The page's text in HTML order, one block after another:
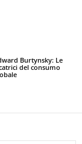
Burtynsky: Le
del consumo